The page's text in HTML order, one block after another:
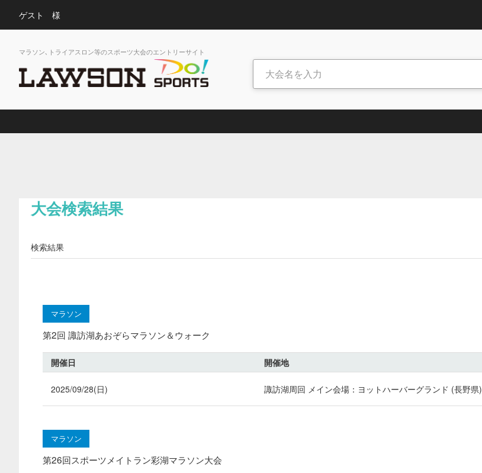
ゲスト 様
マラソン､トライアスロン等のスポーツ大会のエントリーサイト
大会検索結果
検索結果
マラソン
第2回 諏訪湖あおぞらマラソン＆ウォーク
開催日 開催地
2025/09/28(日) 諏訪湖周回 メイン会場：ヨットハーバーグランド (長野県)
マラソン
第26回スポーツメイトラン彩湖マラソン大会